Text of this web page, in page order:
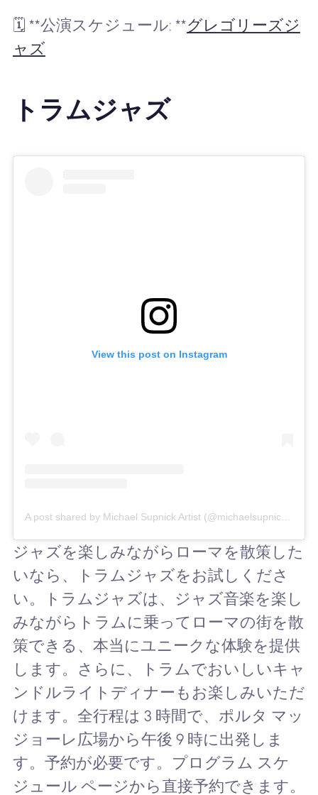
🗓️ **公演スケジュール: **グレゴリーズジ
ャズ
トラムジャズ
View this post on Instagram
ジャズを楽しみながらローマを散策した
いなら、トラムジャズをお試しくださ
い。トラムジャズは、ジャズ音楽を楽し
みながらトラムに乗ってローマの街を散
策できる、本当にユニークな体験を提供
します。さらに、トラムでおいしいキャ
ンドルライトディナーもお楽しみいただ
けます。全行程は 3 時間で、ポルタ マッ
ジョーレ広場から午後 9 時に出発しま
す。予約が必要です。プログラム スケ
ジュール ページから直接予約できます。